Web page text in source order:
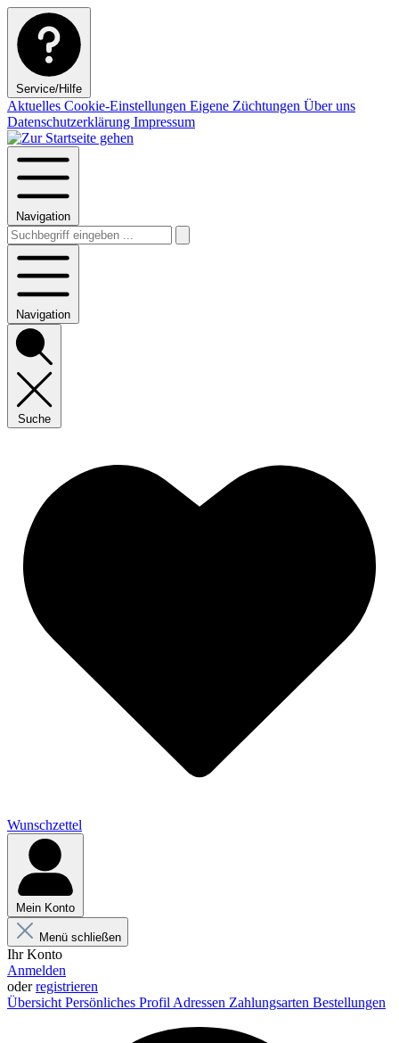
Service/Hilfe
Aktuelles Cookie-Einstellungen Eigene Züchtungen Über uns
Datenschutzerklärung Impressum
Navigation
Navigation
Suche
Wunschzettel
Mein Konto
Menü schließen
Ihr Konto
Anmelden
oderregistrieren
Übersicht Persönliches Profil Adressen Zahlungsarten Bestellungen